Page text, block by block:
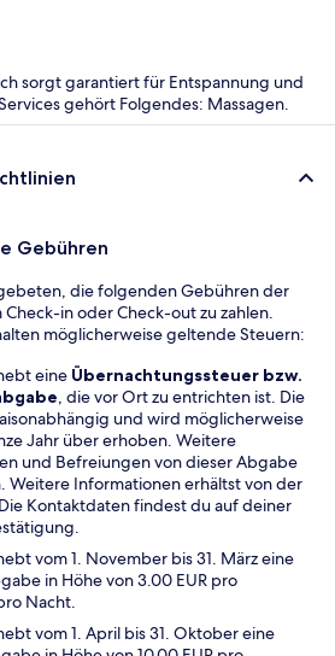
sorgt garantiert für Entspannung und
gehört Folgendes: Massagen.
Gebühren
die folgenden Gebühren der
in oder Check-out zu zahlen.
möglicherweise geltende Steuern:
eine Übernachtungssteuer bzw.
, die vor Ort zu entrichten ist. Die
und wird möglicherweise
Jahr über erhoben. Weitere
und Befreiungen von dieser Abgabe
Weitere Informationen erhältst von der
Kontaktdaten findest du auf deiner
vom 1. November bis 31. März eine
in Höhe von 3.00 EUR pro
Nacht.
vom 1. April bis 31. Oktober eine